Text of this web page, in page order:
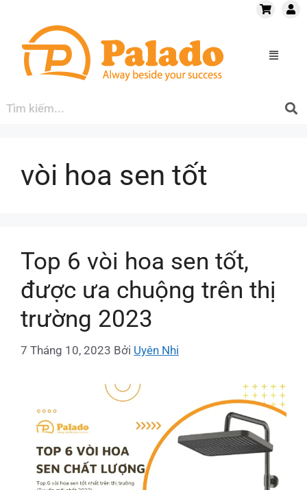
vòi hoa sen tốt
Top 6 vòi hoa sen tốt,
được ưa chuộng trên thị
trường 2023
7 Tháng 10, 2023 Bởi Uyên Nhi